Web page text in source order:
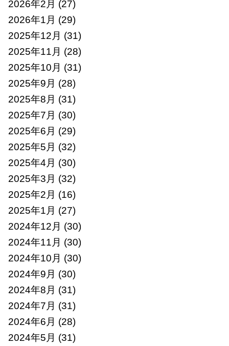
2026年2月 (27)
2026年1月 (29)
2025年12月 (31)
2025年11月 (28)
2025年10月 (31)
2025年9月 (28)
2025年8月 (31)
2025年7月 (30)
2025年6月 (29)
2025年5月 (32)
2025年4月 (30)
2025年3月 (32)
2025年2月 (16)
2025年1月 (27)
2024年12月 (30)
2024年11月 (30)
2024年10月 (30)
2024年9月 (30)
2024年8月 (31)
2024年7月 (31)
2024年6月 (28)
2024年5月 (31)